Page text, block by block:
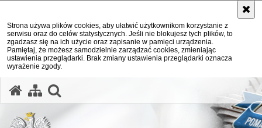
Strona używa plików cookies, aby ułatwić użytkownikom korzystanie z
serwisu oraz do celów statystycznych. Jeśli nie blokujesz tych plików, to
zgadzasz się na ich użycie oraz zapisanie w pamięci urządzenia.
Pamiętaj, że możesz samodzielnie zarządzać cookies, zmieniając
ustawienia przeglądarki. Brak zmiany ustawienia przeglądarki oznacza
wyrażenie zgody.